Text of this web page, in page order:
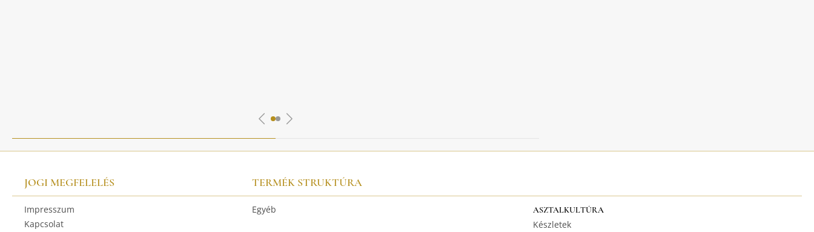
JOGI MEGFELELÉS
Impresszum
Kapcsolat
TERMÉK STRUKTÚRA
Egyéb ASZTALKULTÚRA
Készletek